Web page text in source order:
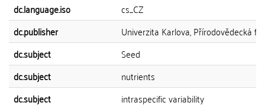
dc.language.iso
cs_CZ
dc.publisher
Univerzita Karlova, Přírodovědecká
dc.subject
Seed
dc.subject
nutrients
dc.subject
intraspecific variability